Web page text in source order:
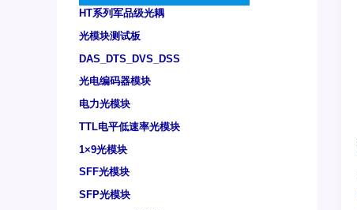
HT系列军品级光耦
光模块测试板
DAS_DTS_DVS_DSS
光电编码器模块
电力光模块
TTL电平低速率光模块
1×9光模块
SFF光模块
SFP光模块